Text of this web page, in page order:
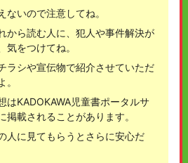
ないので注意してね。
から読む人に、犯人や事件解決が
気をつけてね。
ラシや宣伝物で紹介させていただ
はKADOKAWA児童書ポータルサ
掲載されることがあります。
人に見てもらうとさらに安心だ